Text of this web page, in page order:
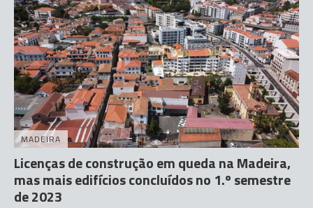
MADEIRA
Licenças de construção em queda na Madeira,
mas mais edifícios concluídos no 1.º semestre
de 2023